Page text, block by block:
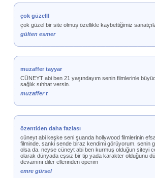
çok güzelll
çok güzel bir site olmuş özellikle kaybettiğimiz
gülten esmer
muzaffer tayyar
CÜNEYT abi ben 21 yaşındayım senin filmlerinle
sağlık sıhhat versin.
muzaffer t
özentiden daha fazlası
cüneyt abi keşke seni şuanda hollywood filmlerinin
filminde. sanki sende biraz kendimi görüyorum. senin
olsa da. neyse cüneyt abi ben kurmuş olduğun siteyi
olarak dünyada eşsiz bir tip yada karakter olduğunu
devamını diler ellerinden öperim
emre gürsel